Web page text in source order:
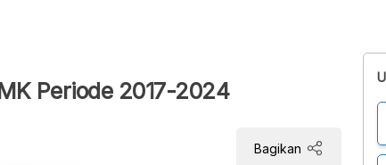
Periode 2017-2024
Bagikan